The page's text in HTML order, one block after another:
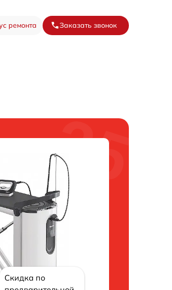
ремонта Заказать звонок
Скидка по